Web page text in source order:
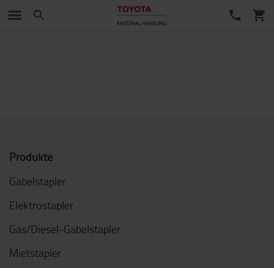
Produkte
Gabelstapler
Elektrostapler
Gas/Diesel-Gabelstapler
Mietstapler